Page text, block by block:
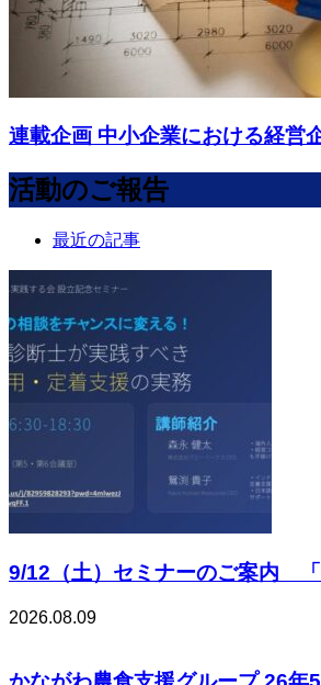
連載企画 中小企業における経
活動のご報告
最近の記事
9/12（土）セミナーのご案内
2026.08.09